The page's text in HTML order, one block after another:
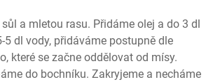
a mletou rasu. Přidáme olej a do 3 dl
dl vody, přidáváme postupně dle
které se začne oddělovat od mísy.
do bochníku. Zakryjeme a necháme